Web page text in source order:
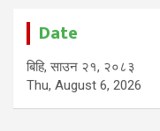
Date
बिहि, साउन २१, २०८३
Thu, August 6, 2026